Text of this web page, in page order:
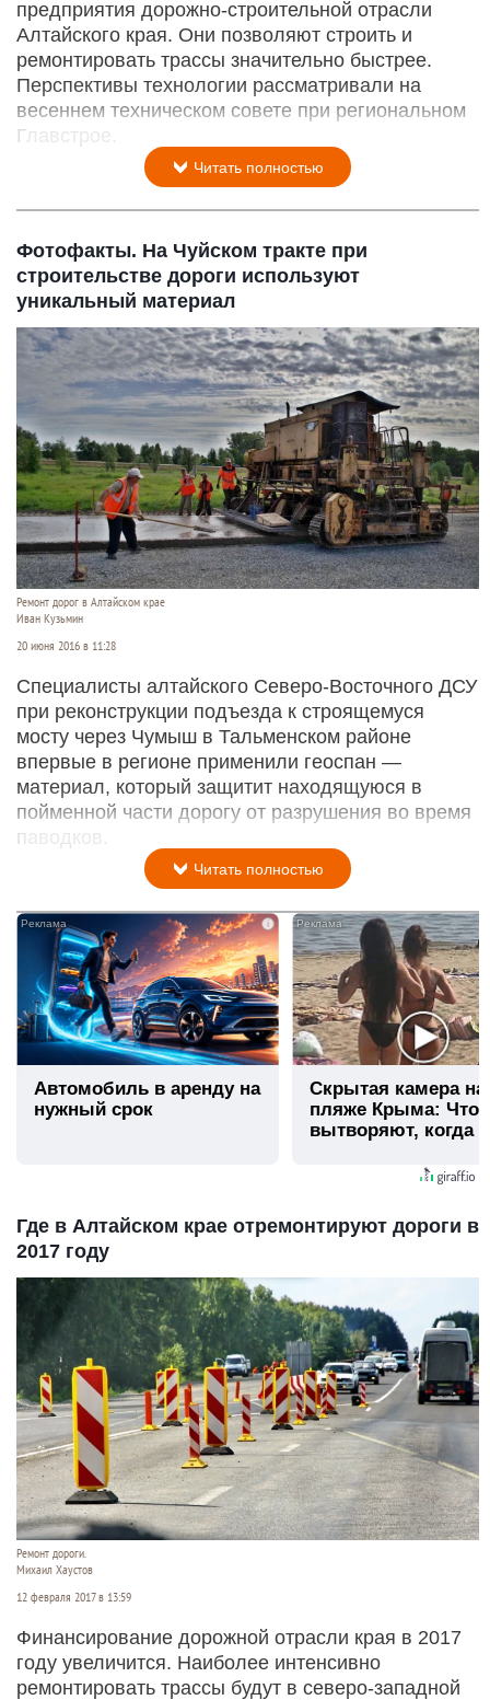
предприятия дорожно-строительной отрасли
Алтайского края. Они позволяют строить и
ремонтировать трассы значительно быстрее.
Перспективы технологии рассматривали на
весеннем техническом совете при региональном
Главстрое.
Читать полностью
Фотофакты. На Чуйском тракте при
строительстве дороги используют
уникальный материал
Ремонт дорог в Алтайском крае
Иван Кузьмин
20 июня 2016 в 11:28
Специалисты алтайского Северо-Восточного ДСУ
при реконструкции подъезда к строящемуся
мосту через Чумыш в Тальменском районе
впервые в регионе применили геоспан —
материал, который защитит находящуюся в
пойменной части дорогу от разрушения во время
паводков.
Читать полностью
i
Автомобиль в аренду на
нужный срок
Скрытая камера на
пляже Крыма: Что
вытворяют, когда
Где в Алтайском крае отремонтируют дороги в
2017 году
Ремонт дороги.
Михаил Хаустов
12 февраля 2017 в 13:59
Финансирование дорожной отрасли края в 2017
году увеличится. Наиболее интенсивно
ремонтировать трассы будут в северо-западной